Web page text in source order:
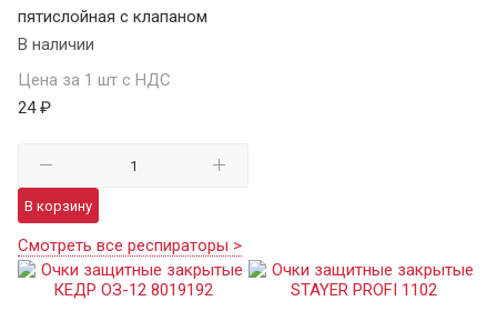
пятислойная с клапаном
В наличии
Цена за 1 шт с НДС
24 ₽
В корзину
Смотреть все респираторы >